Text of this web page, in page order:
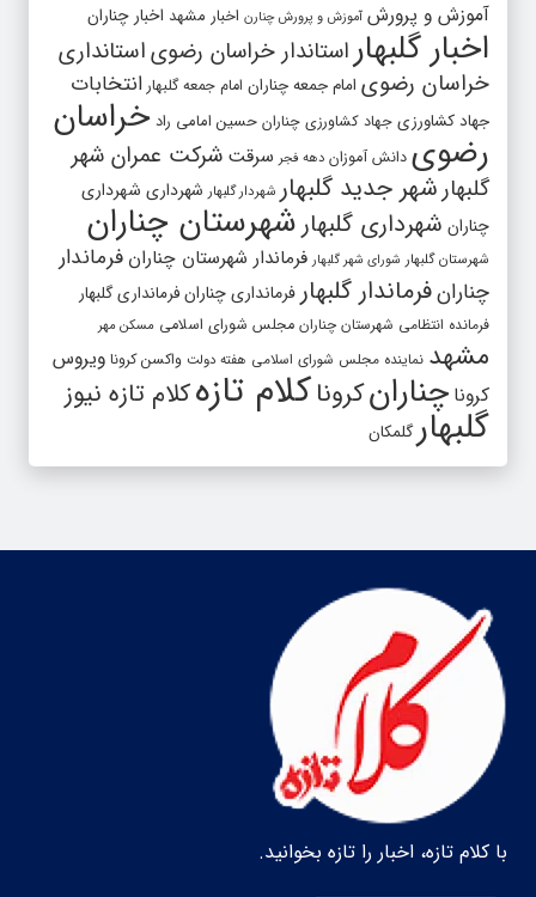
آموزش و پرورش آموزش و پرورش چنارن اخبار مشهد اخبار چناران
اخبار گلبهار استاندار خراسان رضویاستانداری
خراسان رضوی امام جمعه چناران امام جمعه گلبهار انتخابات
جهاد کشاورزی جهاد کشاورزی چناران حسین امامی راد خراسان
رضوی دانش آموزان دهه فجر سرقت شرکت عمران شهر
گلبهارشهر جدید گلبهار شهردار گلبهار شهرداری شهرداری
چناران شهرداری گلبهار شهرستان چناران
شهرستان گلبهار شورای شهر گلبهار فرماندار شهرستان چناران فرماندار
چنارانفرماندار گلبهار فرمانداری چنارانفرمانداری گلبهار
فرمانده انتظامی شهرستان چناران مجلس شورای اسلامی مسکن مهر
مشهد نماینده مجلس شورای اسلامی هفته دولت واکسن کرونا ویروس
کرونا چنارانکروناکلام تازهکلام تازه نیوز
گلبهارگلمکان
با کلام تازه، اخبار را تازه بخوانید.